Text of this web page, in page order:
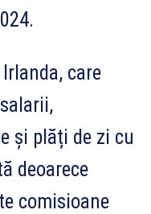
care
și plăți de zi cu
deoarece
comisioane